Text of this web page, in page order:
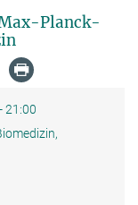
Planck-
21:00